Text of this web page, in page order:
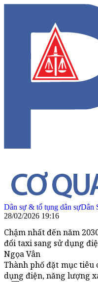
Dân sự & tố tụng dân sựDân
28/02/2026 19:16
Chậm nhất đến năm
đổi taxi sang sử dụng
Ngọa Vân
Thành phố đặt mục tiêu
dụng điện, năng lượng